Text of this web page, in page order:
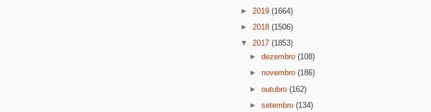
► 2019 (1664)
► 2018 (1506)
▼ 2017 (1853)
►dezembro(108)
►novembro(186)
►outubro(162)
►setembro(134)